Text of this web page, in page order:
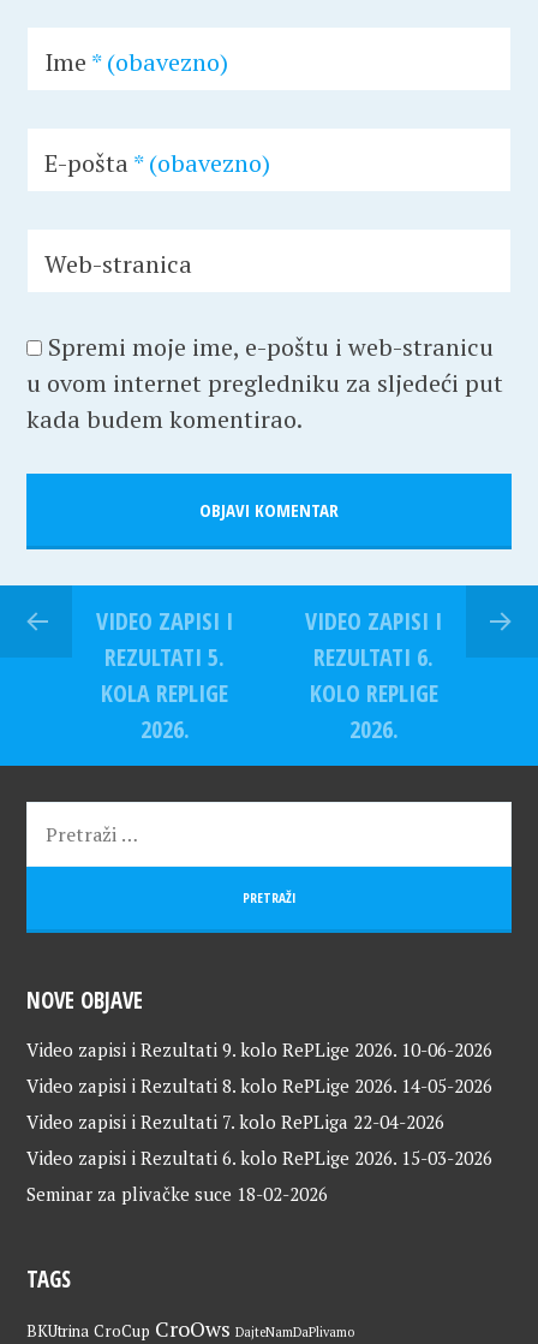
Ime * (obavezno)
E-pošta * (obavezno)
Web-stranica
Spremi moje ime, e-poštu i web-stranicu
u ovom internet pregledniku za sljedeći put
kada budem komentirao.
VIDEO ZAPISI I
REZULTATI 5.
KOLA REPLIGE
2026.
VIDEO ZAPISI I
REZULTATI 6.
KOLO REPLIGE
2026.
NOVE OBJAVE
Video zapisi i Rezultati 9. kolo RePLige 2026. 10-06-2026
Video zapisi i Rezultati 8. kolo RePLige 2026. 14-05-2026
Video zapisi i Rezultati 7. kolo RePLiga 22-04-2026
Video zapisi i Rezultati 6. kolo RePLige 2026. 15-03-2026
Seminar za plivačke suce 18-02-2026
TAGS
BKUtrina CroCup CroOws DajteNamDaPlivamo